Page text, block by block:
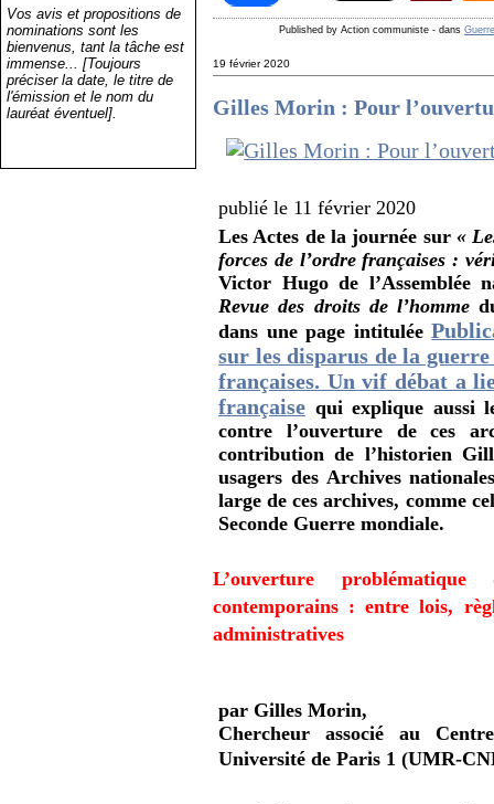
Vos avis et propositions de
nominations sont les
bienvenus, tant la tâche est
immense... [Toujours
préciser la date, le titre de
l'émission et le nom du
lauréat éventuel].
Published by Action communiste - dans
19 février 2020
Gilles Morin : Pour
publié le 11 février 2020
Les Actes de la journée sur«
forces de l’ordre françaises :
Victor Hugo de l’Assemblée
Revue des droits de l’homme
dans une page intitulée
sur les disparus de la
françaises. Un vif débat a
française qui explique aussi
contre l’ouverture de ces
contribution de l’historien
usagers des Archives
large de ces archives, comme
Seconde Guerre mondiale.
L’ouverture
contemporains : entre lois,
administratives
par Gilles Morin,
Chercheur associé au
Université de Paris 1 (UMR-